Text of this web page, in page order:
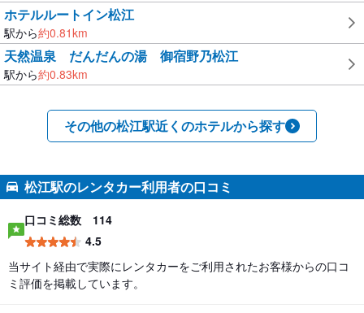
ホテルルートイン松江
駅から約0.81km
天然温泉 だんだんの湯 御宿野乃松江
駅から約0.83km
その他の松江駅近くのホテルから探す
松江駅のレンタカー利用者の口コミ
口コミ総数
114
4.5
当サイト経由で実際にレンタカーをご利用されたお客様からの口コ
ミ評価を掲載しています。